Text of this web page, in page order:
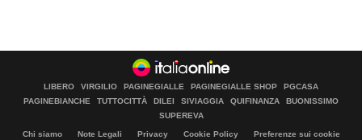
LIBERO VIRGILIO PAGINEGIALLE PAGINEGIALLE SHOP
PGCASA
PAGINEBIANCHE
TUTTOCITTÀ DILEI SIVIAGGIA QUIFINANZA
BUONISSIMO
SUPEREVA
Chi siamo Note Legali Privacy Cookie Policy Preferenze sui cookie